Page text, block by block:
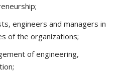
engineers and managers in
of the organizations;
of engineering,